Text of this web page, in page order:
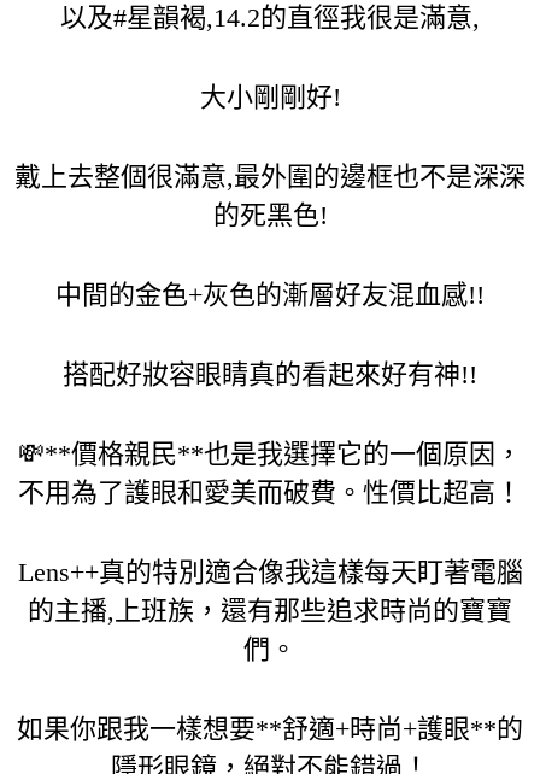
以及#星韻褐,14.2的直徑我很是滿意,
大小剛剛好!
戴上去整個很滿意,最外圍的邊框也不是深深
的死黑色!
中間的金色+灰色的漸層好友混血感!!
搭配好妝容眼睛真的看起來好有神!!
💸**價格親民**也是我選擇它的一個原因，
不用為了護眼和愛美而破費。性價比超高！
Lens++真的特別適合像我這樣每天盯著電腦
的主播,上班族，還有那些追求時尚的寶寶
們。
如果你跟我一樣想要**舒適+時尚+護眼**的
隱形眼鏡，絕對不能錯過！